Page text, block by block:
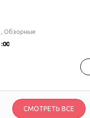
, Обзорные
СМОТРЕТЬ ВСЕ